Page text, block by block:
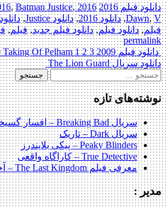
دانلود فیلم 2016 2016 Superman
,Batman Justice,
Dawn,V
,دانلود 2016 ,دانلود Justice ,دانلود Superman
فیلم,دانلود فیلم,دانلود فیلم جدید,فیلم,
permalink
Post
navigation
دانلود فیلم The Taking Of Pelham 1 2 3 2009
دانلود سریال The Lion Guard
جستجو
برای:
نوشته‌های تازه
سریال Breaking Bad – افسار گسیخته
سریال Dark – تاریک
Peaky Blinders – پیکی بلایندرز
True Detective – کاراگاه واقعی
معرفی فیلم The Last Kingdom – آخرین پادشاهی
مدیر :